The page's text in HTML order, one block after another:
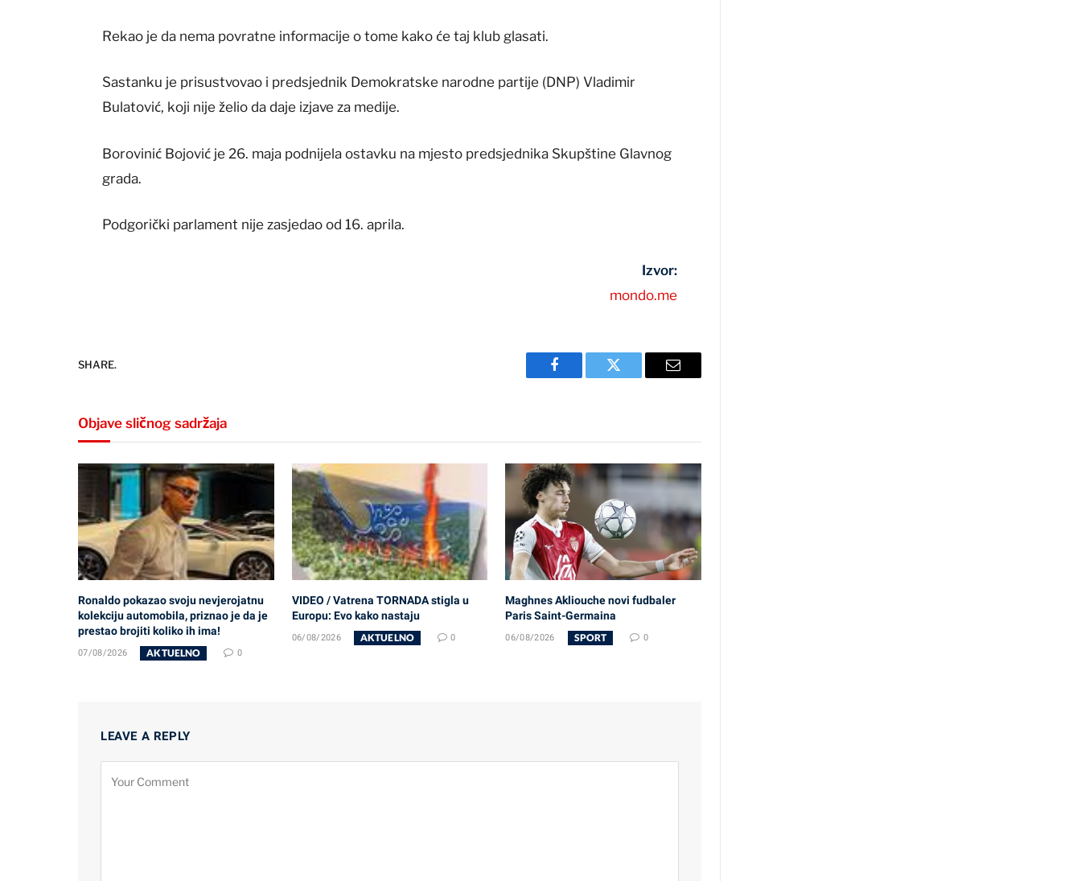
Rekao je da nema povratne informacije o tome kako će taj klub glasati.
Sastanku je prisustvovao i predsjednik Demokratske narodne partije (DNP) Vladimir
Bulatović, koji nije želio da daje izjave za medije.
Borovinić Bojović je 26. maja podnijela ostavku na mjesto predsjednika Skupštine Glavnog
grada.
Podgorički parlament nije zasjedao od 16. aprila.
Izvor:
mondo.me
SHARE.
Facebook Twitter Email
Objave sličnog sadržaja
Ronaldo pokazao svoju nevjerojatnu
kolekciju automobila, priznao je da je
prestao brojiti koliko ih ima!
07/08/2026 AKTUELNO 0
VIDEO / Vatrena TORNADA stigla u
Europu: Evo kako nastaju
06/08/2026 AKTUELNO 0
Maghnes Akliouche novi fudbaler
Paris Saint-Germaina
06/08/2026 SPORT 0
LEAVE A REPLY